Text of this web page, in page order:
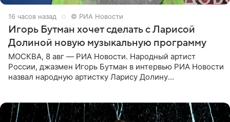
16 часов назад © РИА Новости
Игорь Бутман хочет сделать с Ларисой
Долиной новую музыкальную программу
МОСКВА, 8 авг — РИА Новости. Народный артист
России, джазмен Игорь Бутман в интервью РИА Новости
назвал народную артистку Ларису Долину